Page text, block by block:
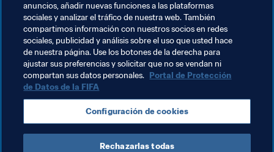
El sol se ha ocultado ya y los focos iluminan la cancha
del Boetticher. Osama se despide con una sonrisa franca
y se dispone a terminar la jornada de la mejor forma
posible: jugando al fútbol con su hijo pequeño.
Temas relacionados
Syria AFC
anuncios, añadir nuevas funciones a las plataformas
sociales y analizar el tráfico de nuestra web. También
compartimos información con nuestros socios en redes
sociales, publicidad y análisis sobre el uso que usted hace
de nuestra página. Use los botones de la derecha para
ajustar sus preferencias y solicitar que no se vendan ni
compartan sus datos personales. Portal de Protección
de Datos de la FIFA
Configuración de cookies
Rechazarlas todas